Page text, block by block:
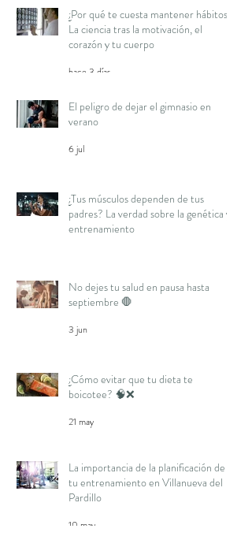
¿Por qué te cuesta mantener hábitos?
La ciencia tras la motivación, el
corazón y tu cuerpo
hace 3 días
El peligro de dejar el gimnasio en
verano
6 jul
¿Tus músculos dependen de tus
padres? La verdad sobre la genética y
entrenamiento
No dejes tu salud en pausa hasta
septiembre 🛑
3 jun
¿Cómo evitar que tu dieta te
boicotee? 🧠❌
21 may
La importancia de la planificación de
tu entrenamiento en Villanueva del
Pardillo
10 may